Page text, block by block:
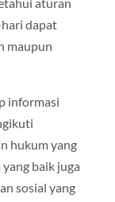
dapat
maupun
informasi
hukum yang
baik juga
sosial yang